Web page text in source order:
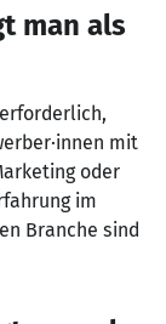
man als
mit
oder
im
Branche sind